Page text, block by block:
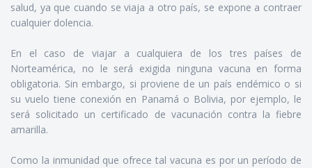
salud, ya que cuando se viaja a otro país, se expone a contraer
cualquier dolencia.
En el caso de viajar a cualquiera de los tres países de
Norteamérica, no le será exigida ninguna vacuna en forma
obligatoria. Sin embargo, si proviene de un país endémico o si
su vuelo tiene conexión en Panamá o Bolivia, por ejemplo, le
será solicitado un certificado de vacunación contra la fiebre
amarilla.
Como la inmunidad que ofrece tal vacuna es por un período de